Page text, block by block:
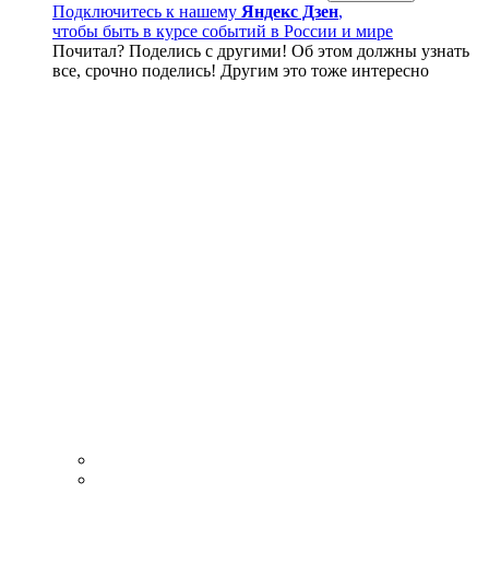
Подключитесь к нашему Яндекс Дзен,
чтобы быть в курсе событий в России и мире
Почитал? Поделись с другими! Об этом должны узнать
все, срочно поделись! Другим это тоже интересно